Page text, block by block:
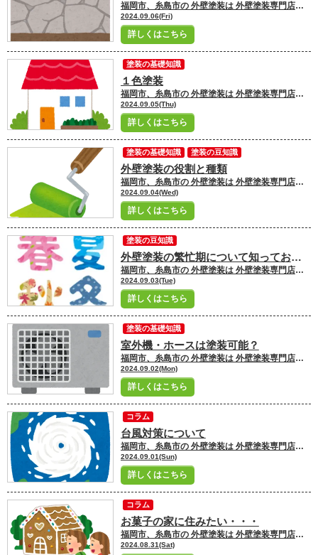
福岡市、糸島市の 外壁塗装は 外壁塗装専門店ユーペイントへ お任せください！！★☆ ＼ブログ毎日更新中／ 福岡市・糸島市にお住いの皆さんこんにちは！ 福岡市・糸島市地域密着の塗装専門店ユーペイント ショールームスタッフの吉村です
2024.09.06(Fri)
詳しくはこちら
１色塗装
福岡市、糸島市の 外壁塗装は 外壁塗装専門店ユーペイントへ お任せください！！★☆ ＼ブログ毎日更新中／ 福岡市・糸島市にお住いの皆さんこんにちは！ 福岡市・糸島市地域密着の塗装専門店ユーペイント ショールームスタッフの吉村です
2024.09.05(Thu)
詳しくはこちら
塗装の基礎知識
外壁塗装の役割と種類
福岡市、糸島市の 外壁塗装は 外壁塗装専門店ユーペイントへ お任せください！！★☆ ＼ブログ毎日更新中／ 福岡市・糸島市にお住いの皆さんこんにちは！ 福岡市・糸島市地域密着の塗装専門店ユーペイント ショールームスタッフの小牧です
2024.09.04(Wed)
詳しくはこちら
塗装の基礎知識 塗装の豆知識
外壁塗装の繁忙期について知っておくべきこと
福岡市、糸島市の 外壁塗装は 外壁塗装専門店ユーペイントへ お任せください！！★☆ ＼ブログ毎日更新中／ 福岡市・糸島市にお住いの皆さんこんにちは！ 福岡市・糸島市地域密着の塗装専門店ユーペイント ショールームスタッフの飯野です
2024.09.03(Tue)
詳しくはこちら
塗装の豆知識
室外機・ホースは塗装可能？
福岡市、糸島市の 外壁塗装は 外壁塗装専門店ユーペイントへ お任せください！！★☆ ＼ブログ毎日更新中／ 福岡市・糸島市にお住いの皆さんこんにちは！ 福岡市・糸島市地域密着の塗装専門店ユーペイント ショールームスタッフの吉村です
2024.09.02(Mon)
詳しくはこちら
塗装の基礎知識
台風対策について
福岡市、糸島市の 外壁塗装は 外壁塗装専門店ユーペイントへ お任せください！！★☆ ＼ブログ毎日更新中／ 福岡市・糸島市にお住いの皆さんこんにちは！ 福岡市・糸島市地域密着の塗装専門店ユーペイント ショールームスタッフの小牧です
2024.09.01(Sun)
詳しくはこちら
コラム
お菓子の家に住みたい・・・
福岡市、糸島市の 外壁塗装は 外壁塗装専門店ユーペイントへ お任せください！！★☆ ＼ブログ毎日更新中／ 福岡市・糸島市にお住いの皆さんこんにちは！ 福岡市・糸島市地域密着の塗装専門店ユーペイント ショールームスタッフの吉村です
2024.08.31(Sat)
コラム